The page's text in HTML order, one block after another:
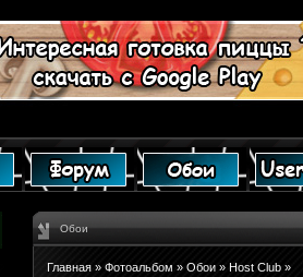
Обои
Главная » Фотоальбом » Обои » Host Club »